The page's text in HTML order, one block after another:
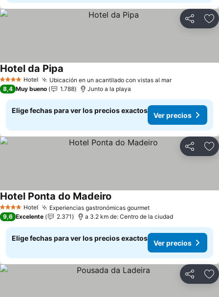
Compartir
4 EstrellasHotel Ubicación en un acantilado con vistas al mar
Hotel da Pipa
8,4 Muy bueno 1.788 Junto a la playa
Elige fechas para ver los precios exactos
Ver precios
Compartir
4 EstrellasHotel Experiencias gastronómicas gourmet
Hotel Ponta do Madeiro
9,6 Excelente 2.371 a 3.2 km de: Centro de la ciudad
Elige fechas para ver los precios exactos
Ver precios
Compartir